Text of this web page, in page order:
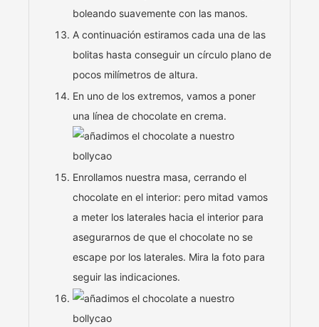
boleando suavemente con las manos.
A continuación estiramos cada una de las
bolitas hasta conseguir un círculo plano de
pocos milímetros de altura.
En uno de los extremos, vamos a poner
una línea de chocolate en crema.
Enrollamos nuestra masa, cerrando el
chocolate en el interior: pero mitad vamos
a meter los laterales hacia el interior para
asegurarnos de que el chocolate no se
escape por los laterales. Mira la foto para
seguir las indicaciones.